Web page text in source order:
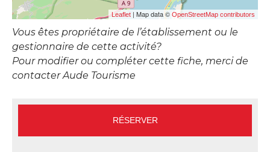
Leaflet | Map data © OpenStreetMap contributors
Vous êtes propriétaire de l’établissement ou le
gestionnaire de cette activité?
Pour modifier ou compléter cette fiche, merci de
contacter Aude Tourisme
RÉSERVER